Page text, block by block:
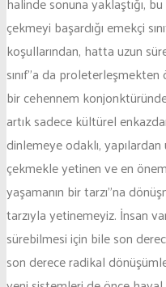
çekmeyi başardığı emekçi
koşullarından, hatta uzun
sınıf”a da
bir cehennem
artık sadece kültürel
dinlemeye odaklı,
çekmekle yetinen ve en
yaşamanın bir tarzı”na
tarzıyla yetinemeyiz. İnsan
sürebilmesi için bile son
son derece radikal